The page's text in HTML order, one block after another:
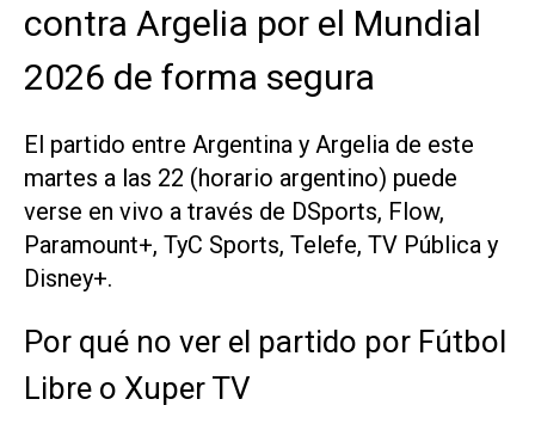
contra Argelia por el Mundial
2026 de forma segura
El partido entre Argentina y Argelia de este
martes a las 22 (horario argentino) puede
verse en vivo a través de DSports, Flow,
Paramount+, TyC Sports, Telefe, TV Pública y
Disney+.
Por qué no ver el partido por Fútbol
Libre o Xuper TV